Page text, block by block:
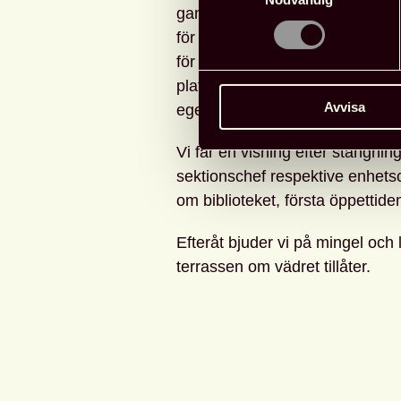
Avvisa
gamla, hela 2 000
för roliga, speciella tillfällen
för alla! Fler sitt-, studie- och
platser för läsning och
egen våning.
Vi får en visning efter
sektionschef respektive
om biblioteket, första
Efteråt bjuder vi på mingel
terrassen om vädret tillåter.